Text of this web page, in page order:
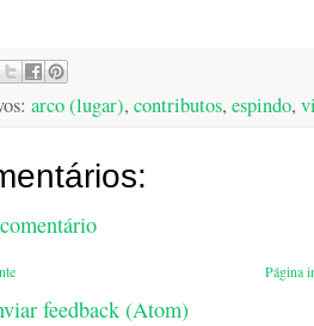
arco (lugar), contributos, espindo,
Página
feedback (Atom)